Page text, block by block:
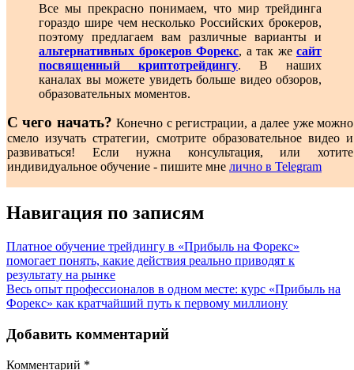
Все мы прекрасно понимаем, что мир трейдинга
гораздо шире чем несколько Российских брокеров,
поэтому предлагаем вам различные варианты и
альтернативных брокеров Форекс, а так же сайт
посвященный криптотрейдингу. В наших
каналах вы можете увидеть больше видео обзоров,
образовательных моментов.
С чего начать?Конечно с регистрации, а далее уже можно
смело изучать стратегии, смотрите образовательное видео и
развиваться! Если нужна консультация, или хотите
индивидуальное обучение - пишите мне лично в Telegram
Навигация по записям
Платное обучение трейдингу в «Прибыль на Форекс»
помогает понять, какие действия реально приводят к
результату на рынке
Весь опыт профессионалов в одном месте: курс «Прибыль на
Форекс» как кратчайший путь к первому миллиону
Добавить комментарий
Комментарий *